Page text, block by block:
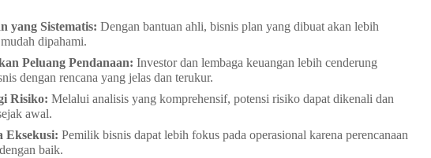
yang Sistematis: Dengan bantuan ahli, bisnis plan yang dibuat akan lebih
dipahami.
Peluang Pendanaan: Investor dan lembaga keuangan lebih cenderung
dengan rencana yang jelas dan terukur.
Risiko: Melalui analisis yang komprehensif, potensi risiko dapat dikenali dan
awal.
Eksekusi: Pemilik bisnis dapat lebih fokus pada operasional karena perencanaan
baik.